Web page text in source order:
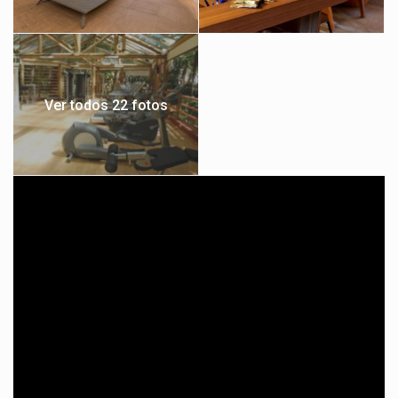
acomoda até 4 pessoas. Acomodações contem 25 m2
compostas por uma cama king, uma cama estilo “viuvão”, ainda
comporta um berço. Café da manhã e almoço com bebidas não
alcoólicas e cervejas inclusas nas refeições!
SUPERIOR
Apartamento contem com duas camas de casal, sendo uma
king e uma “viuvão”, acomodando até 4 pessoas.
Ver todos 22 fotos